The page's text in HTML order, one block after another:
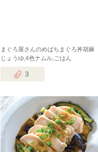
まぐろ屋さんのめばちまぐろ丼胡麻
じょうゆ,4色ナムル,ごはん
3